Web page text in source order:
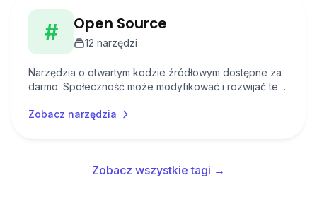
# Open Source
12 narzędzi
Narzędzia o otwartym kodzie źródłowym dostępne za
darmo. Społeczność może modyfikować i rozwijać te
Zobacz narzędzia
Zobacz wszystkie tagi →